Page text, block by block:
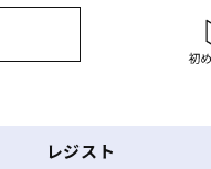
レジスト